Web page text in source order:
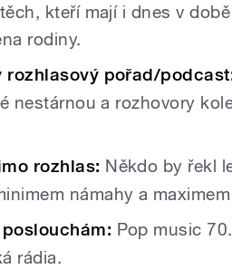
kteří mají i dnes v
rodiny.
rozhlasový pořad/
nestárnou a rozhovory
rozhlas: Někdo by řekl
námahy a
Pop music
rádia.